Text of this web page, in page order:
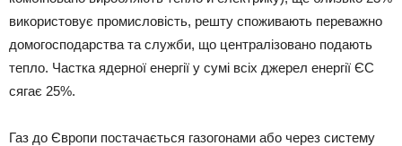
використовує промисловість, решту споживають переважно
домогосподарства та служби, що централізовано подають
тепло. Частка ядерної енергії у сумі всіх джерел енергії ЄС
сягає 25%.
Газ до Європи постачається газогонами або через систему